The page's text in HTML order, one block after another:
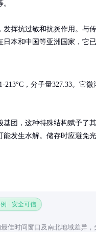
挥抗过敏和抗炎作用。与
本和中国等亚洲国家，它
，分子量327.33。它微
团，这种特殊结构赋予了
发生水解。储存时应避免
· 安全可信
佳时间窗口及南北地域差异，